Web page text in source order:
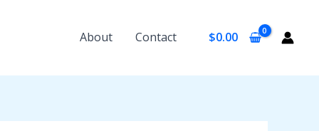
About Contact $0.00